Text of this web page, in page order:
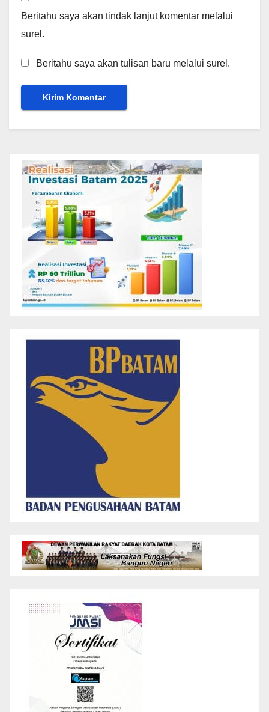
Beritahu saya akan tindak lanjut komentar melalui
surel.
Beritahu saya akan tulisan baru melalui surel.